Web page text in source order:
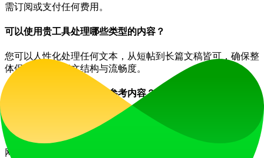
需订阅或支付任何费用。
可以使用贵工具处理哪些类型的内容？
您可以人性化处理任何文本，从短帖到长篇文稿皆可，确保整
体保持自然的行文结构与流畅度。
工具如何处理引用文献和参考内容？
我们的转换器主要专注于主体内容的改写，建议您手动核对参
考文献与引注以确保准确性。
网站流量